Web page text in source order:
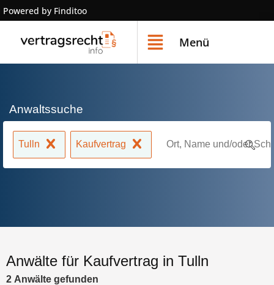
Powered by Finditoo
Menü
Anwaltssuche
Tulln Kaufvertrag
Anwälte für Kaufvertrag in Tulln
2 Anwälte gefunden